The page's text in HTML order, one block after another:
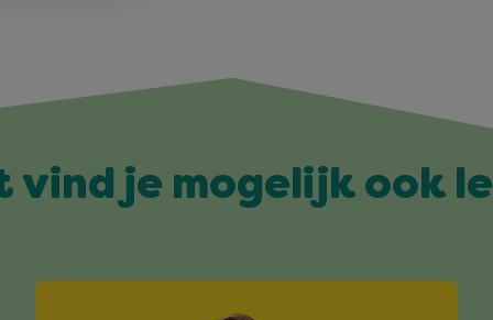
vind je mogelijk ook